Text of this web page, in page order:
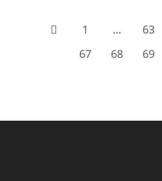
1 … 63
67
68 69